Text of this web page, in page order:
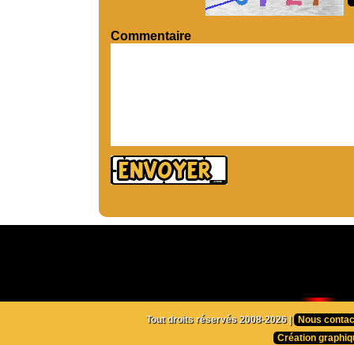
Commentaire
Tout droits réservés 2008-2026 |
Nous
Création